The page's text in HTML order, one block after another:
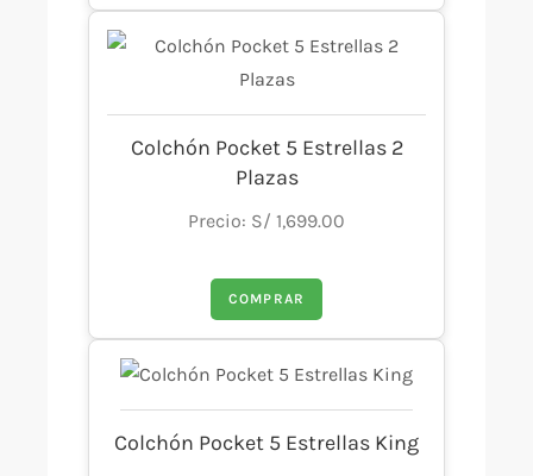
Colchón Pocket 5 Estrellas 2
Plazas
Precio: S/ 1,699.00
COMPRAR
Colchón Pocket 5 Estrellas King